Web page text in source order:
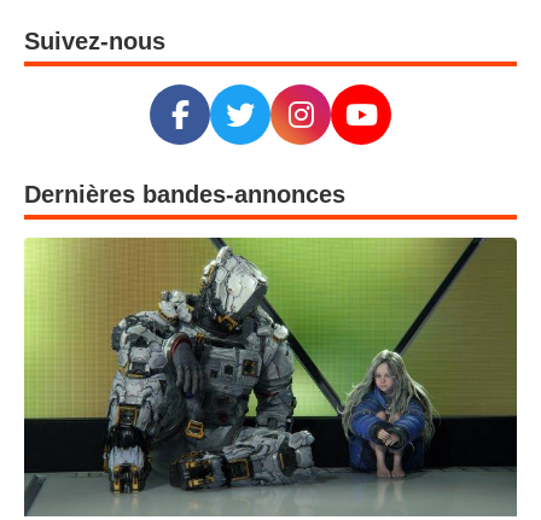
Suivez-nous
Dernières bandes-annonces